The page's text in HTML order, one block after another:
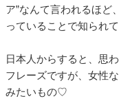
ア”なんて言われるほど
っていることで知られて
日本人からすると、思
フレーズですが、女性
みたいもの♡